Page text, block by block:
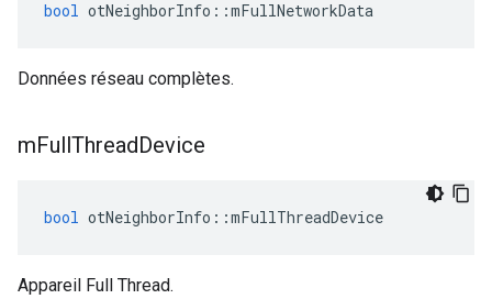
bool otNeighborInfo ::mFullNetworkData
Données réseau complètes.
mFullThreadDevice
bool otNeighborInfo ::mFullThreadDevice
Appareil Full Thread.